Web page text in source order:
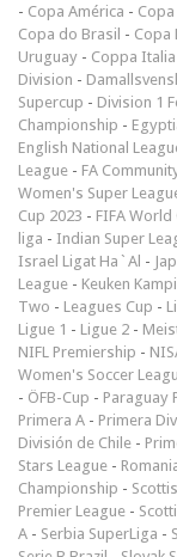
- Copa América -
Copa do Brasil - Copa
Uruguay - Coppa Italia
Division -
Supercup - Division 1
Championship -
English National
League - FA
Women's Super
Cup 2023 - FIFA World
liga - Indian Super
Israel Ligat Ha`Al -
League - Keuken
Two - Leagues Cup -
Ligue 1 - Ligue 2 -
NIFL Premiership -
Women's Soccer
- ÖFB-Cup - Paraguay
Primera A - Primera
División de Chile -
Stars League -
Championship -
Premier League -
A - Serbia SuperLiga -